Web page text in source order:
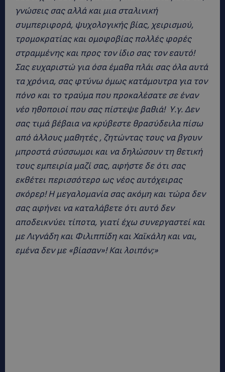
γνώσεις σας αλλά και μια σταλινική
συμπεριφορά, ψυχολογικής βίας, χειρισμού,
τρομοκρατίας και ομοφοβίας πολλές φορές
στραμμένης και προς τον ίδιο σας τον εαυτό!
Σας ευχαριστώ για όσα έμαθα πλάι σας όλα αυτά
τα χρόνια, σας φτύνω όμως κατάμουτρα για τον
πόνο και το τραύμα που προκαλέσατε σε έναν
νέο ηθοποιοί που σας πίστεψε βαθιά! Υ.γ. Δεν
σας τιμά βέβαια να κρύβεστε θρασύδειλα πίσω
από άλλους μαθητές , ζητώντας τους να βγουν
μπροστά σύσσωμοι και να δηλώσουν τη θετική
τους εμπειρία μαζί σας, αφήστε δε ότι σας
εκθέτει περισσότερο ως νέος αυτόχειρας
σκόρερ! Η μεγαλομανία σας ακόμη και τώρα δεν
σας αφήνει να καταλάβετε ότι αυτό δεν
αποδεικνύει τίποτα, γιατί έχω συνεργαστεί και
με Λιγνάδη και Φιλιππίδη και Χαϊκάλη και ναι,
εμένα δεν με «βίασαν»! Και λοιπόν;»